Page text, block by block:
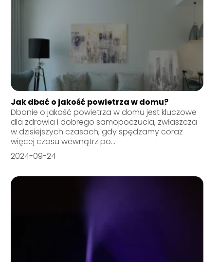
Jak dbać o jakość powietrza w domu?
Dbanie o jakość powietrza w domu jest kluczowe
dla zdrowia i dobrego samopoczucia, zwłaszcza
w dzisiejszych czasach, gdy spędzamy coraz
więcej czasu wewnątrz po...
2024-09-24